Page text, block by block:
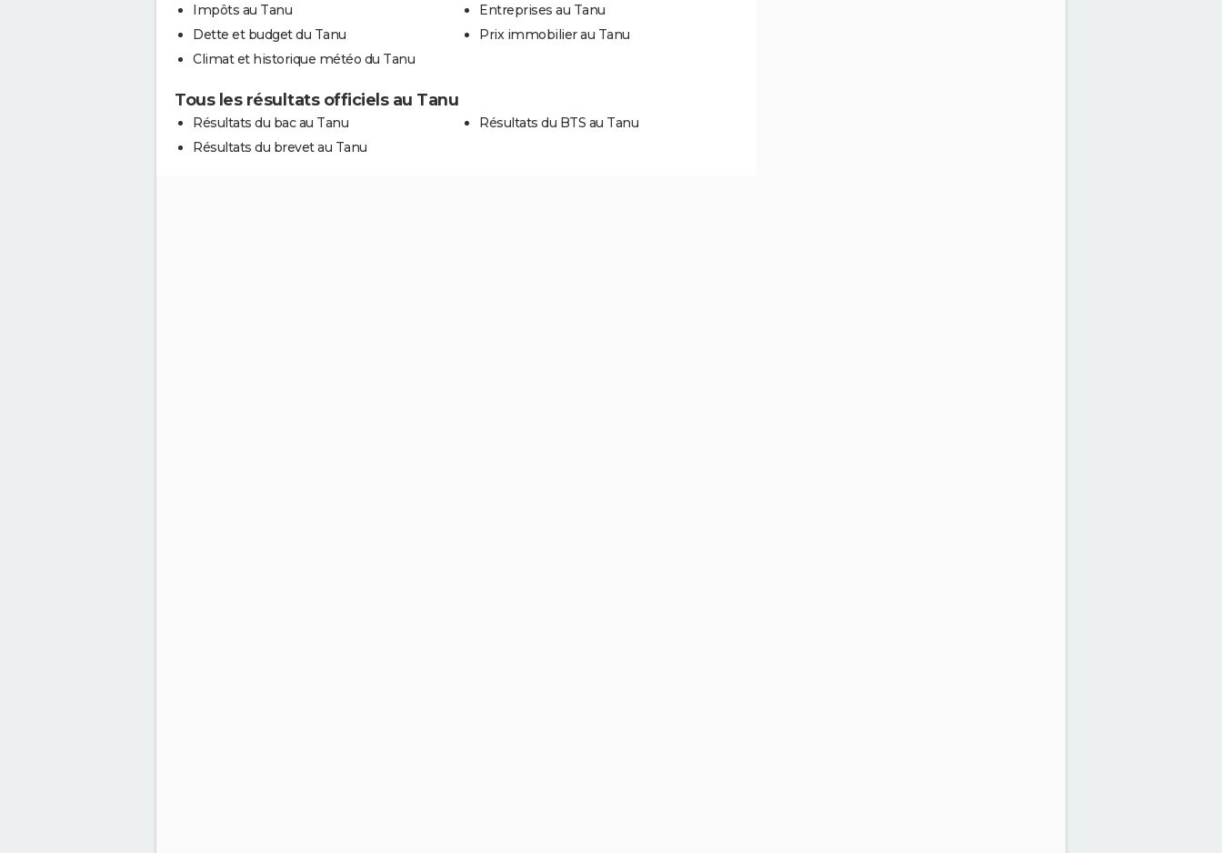
Impôts au Tanu
Dette et budget du Tanu
Climat et historique météo du Tanu
Entreprises au Tanu
Prix immobilier au Tanu
Tous les résultats officiels au Tanu
Résultats du bac au Tanu
Résultats du brevet au Tanu
Résultats du BTS au Tanu